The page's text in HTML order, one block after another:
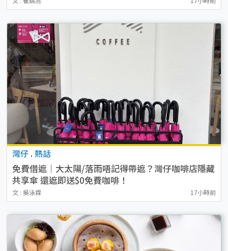
灣仔 . 熱話
免費借遮｜大太陽/落雨唔記得帶遮？灣仔咖啡店隱藏
共享傘 還遮即送$0免費咖啡！
文 : 吳泳霖 17小時前